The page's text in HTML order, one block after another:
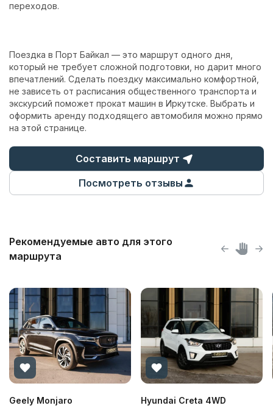
переходов.
Поездка в Порт Байкал — это маршрут одного дня,
который не требует сложной подготовки, но дарит много
впечатлений. Сделать поездку максимально комфортной,
не зависеть от расписания общественного транспорта и
экскурсий поможет прокат машин в Иркутске. Выбрать и
оформить аренду подходящего автомобиля можно прямо
на этой странице.
Составить маршрут
Посмотреть отзывы
Рекомендуемые авто для этого
маршрута
Geely Monjaro Hyundai Creta 4WD